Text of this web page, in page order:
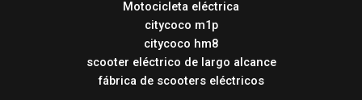
Motocicleta eléctrica
citycoco m1p
citycoco hm8
scooter eléctrico de largo alcance
fábrica de scooters eléctricos